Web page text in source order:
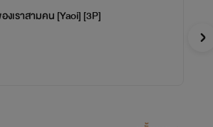
งเราสามคน [Yaoi] [3P]